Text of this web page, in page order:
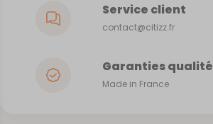
Service client
contact@citizz.fr
Garanties qualité
Made in France